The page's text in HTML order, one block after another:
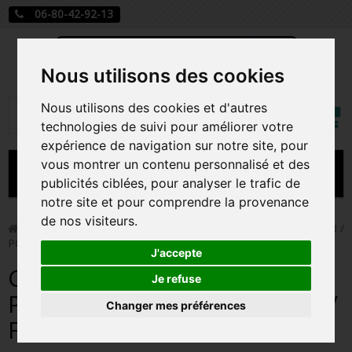
Nous utilisons des cookies
Nous utilisons des cookies et d'autres
technologies de suivi pour améliorer votre
expérience de navigation sur notre site, pour
vous montrer un contenu personnalisé et des
publicités ciblées, pour analyser le trafic de
notre site et pour comprendre la provenance
de nos visiteurs.
J'accepte
Je refuse
Changer mes préférences
06-80-42-92-13
Rechercher
Mon
MENU
CARTE A JOUER
PRÉCOMMANDE FIGURINES POP
FIGURINES POP MANGA
FIGURINES POP DISNEY
FIGURINES POP MARVEL
Funko Pop! > CALENDRIER DE L'AVENT POKEMON 2023 /
POKEMON / FIGURINE FUNKO POP
CALENDRIER DE L'AVENT
POKEMON 2023 / POKEMON /
FIGURINE FUNKO POP